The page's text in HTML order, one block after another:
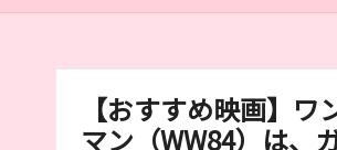
300
以
【おすすめ映画】ワ
マン（WW84）は、